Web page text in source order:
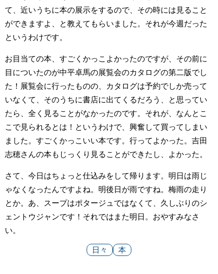
て、近いうちに本の展示をするので、その時には見ること
ができますよ、と教えてもらいました。それが今週だった
というわけです。
お目当ての本、すごくかっこよかったのですが、その前に
目についたのが中平卓馬の展覧会のカタログの第二版でし
た！展覧会に行ったものの、カタログは予約でしか売って
いなくて、そのうちに書店に出てくるだろう、と思ってい
たら、全く見ることがなかったのです。それが、なんとこ
こで見られるとは！というわけで、興奮して買ってしまい
ました。すごくかっこいい本です。行ってよかった。吉田
志穂さんの本もじっくり見ることができたし、よかった。
さて、今日はちょっと仕込みをして帰ります。明日は雨じ
ゃなくなったんですよね。明後日が雨ですね。梅雨の走り
とか。あ、スープはポタージュではなくて、久しぶりのシ
ェントウジャンです！それではまた明日。おやすみなさ
い。
日々 本